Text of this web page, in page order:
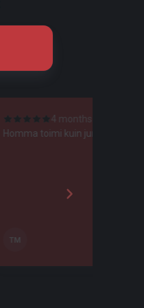
4 months ago
Tosi huolellista työtä!